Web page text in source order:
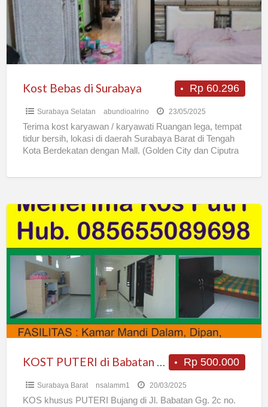
Rp 60.296
Kost Bebas di Surabaya
Surabaya Selatan abundioalrino 23/05/2025
Terima kost karyawan / karyawati Ruangan lega, tempat
tidur bersih, lokasi di daerah Surabaya Barat di Tengah
Kota Berdekatan dengan Mall. (Golden City dan Ciputra
KOST
PUTERI
Babatan
Wiyung,
Surabaya
Rp 500.000
KOST PUTERI di Babatan Wiyung, Surabaya
Surabaya Barat nsalamm1 20/03/2025
KOS khusus PUTERI Bujang di Jl. Babatan Gg. 2c no.